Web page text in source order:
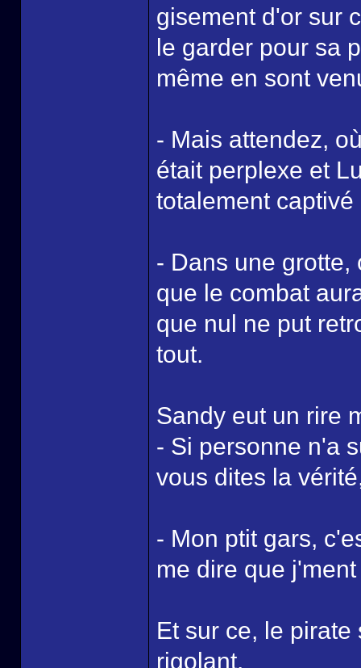
gisement d'or sur
le garder pour sa
même en sont
- Mais attendez,
était perplexe et
totalement
- Dans une grotte,
que le combat
que nul ne put
tout.
Sandy eut un rire
- Si personne n'a
vous dites la
- Mon ptit gars,
me dire que
Et sur ce, le
rigolant.